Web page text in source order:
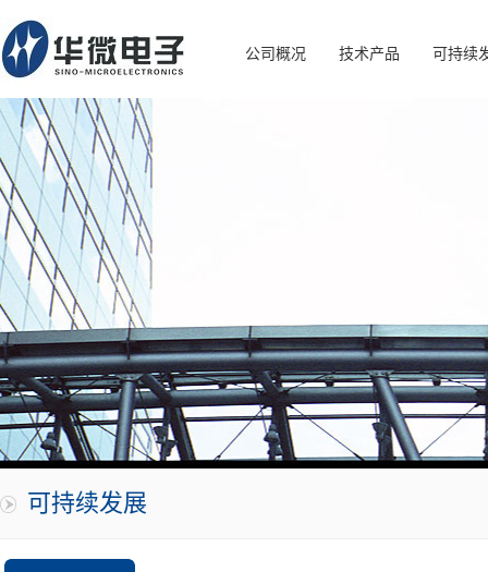
公司概况 技术产品 可持续
可持续发展